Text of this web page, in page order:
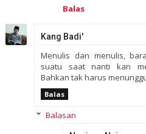
Balas
Kang Badi'
Menulis dan menulis,
suatu saat nanti kan
Bahkan tak harus
Balas
Balasan